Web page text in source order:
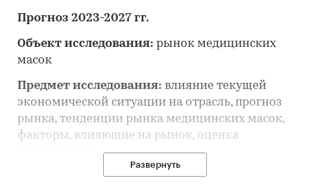
Прогноз 2023-2027 гг.
Объект исследования: рынок медицинских
масок
Предмет исследования: влияние текущей
экономической ситуации на отрасль, прогноз
рынка, тенденции рынка медицинских масок,
факторы, влияющие на рынок, оценка
Цель исследования:анализ и прогноз
Развернуть